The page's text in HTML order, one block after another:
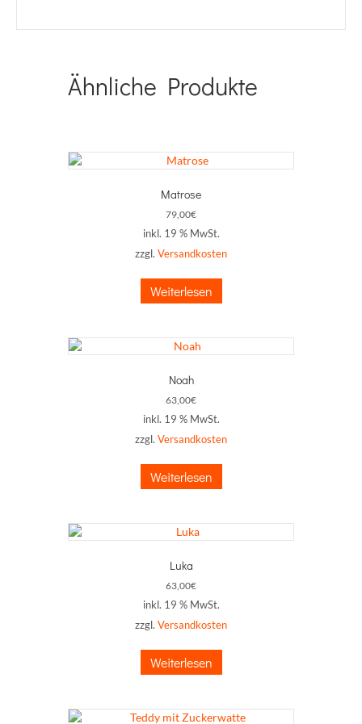
Ähnliche Produkte
Matrose
79,00€
inkl. 19 % MwSt.
zzgl. Versandkosten
Weiterlesen
Noah
63,00€
inkl. 19 % MwSt.
zzgl. Versandkosten
Weiterlesen
Luka
63,00€
inkl. 19 % MwSt.
zzgl. Versandkosten
Weiterlesen